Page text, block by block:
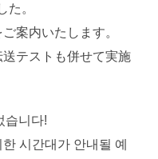
た。
案内いたします。
テストも併せて実施
습니다!
시간대가 안내될 예